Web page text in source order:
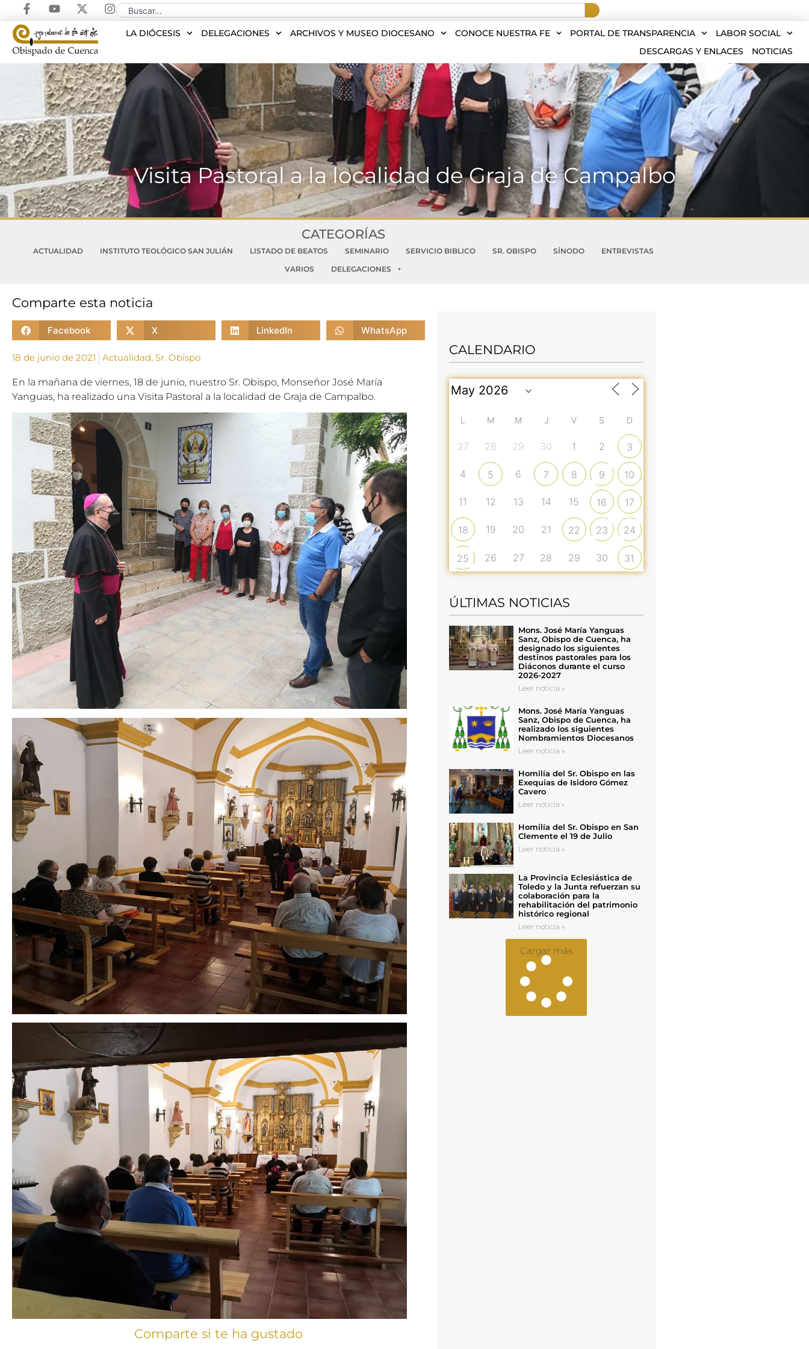
LA DIÓCESIS DELEGACIONES ARCHIVOS Y MUSEO DIOCESANO CONOCE NUESTRA FE PORTAL DE TRANSPARENCIA
LABOR SOCIAL
DESCARGAS Y ENLACES
NOTICIAS
Visita Pastoral a la localidad de Graja de Campalbo
CATEGORÍAS
ACTUALIDAD INSTITUTO TEOLÓGICO SAN JULIÁN LISTADO DE BEATOS SEMINARIO SERVICIO BIBLICO SR. OBISPO SÍNODO
ENTREVISTAS
VARIOS
DELEGACIONES
Comparte esta noticia
Facebook X LinkedIn WhatsApp
18 de junio de 2021 Actualidad, Sr. Obispo
En la mañana de viernes, 18 de junio, nuestro Sr. Obispo, Monseñor José María
Yanguas, ha realizado una Visita Pastoral a la localidad de Graja de Campalbo.
Comparte si te ha gustado
CALENDARIO
L M M J V S D
27 28 29 30 1 2 3
4 5 6 7 8 9 10
11 12 13 14 15 16 17
18 19 20 21 22 23 24
25 26 27 28 29 30 31
ÚLTIMAS NOTICIAS
Mons. José María Yanguas
Sanz, Obispo de Cuenca, ha
designado los siguientes
destinos pastorales para los
Diáconos durante el curso
2026-2027
Leer noticia »
Mons. José María Yanguas
Sanz, Obispo de Cuenca, ha
realizado los siguientes
Nombramientos Diocesanos
Leer noticia »
Homilía del Sr. Obispo en las
Exequias de Isidoro Gómez
Cavero
Leer noticia »
Homilía del Sr. Obispo en San
Clemente el 19 de Julio
Leer noticia »
La Provincia Eclesiástica de
Toledo y la Junta refuerzan su
colaboración para la
rehabilitación del patrimonio
histórico regional
Leer noticia »
Cargar más